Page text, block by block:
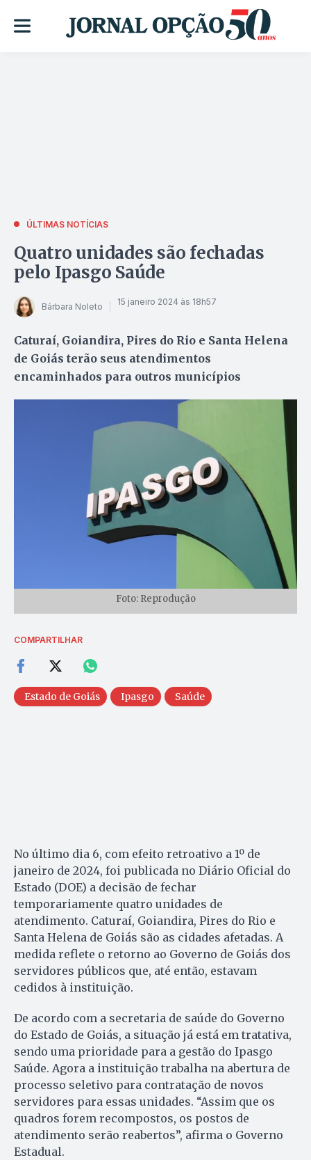
ÚLTIMAS NOTÍCIAS
Quatro unidades são fechadas
pelo Ipasgo Saúde
Bárbara Noleto 15 janeiro 2024 às 18h57
Caturaí, Goiandira, Pires do Rio e Santa Helena
de Goiás terão seus atendimentos
encaminhados para outros municípios
Foto: Reprodução
COMPARTILHAR
Estado de Goiás Ipasgo Saúde
No último dia 6, com efeito retroativo a 1º de
janeiro de 2024, foi publicada no Diário Oficial do
Estado (DOE) a decisão de fechar
temporariamente quatro unidades de
atendimento. Caturaí, Goiandira, Pires do Rio e
Santa Helena de Goiás são as cidades afetadas. A
medida reflete o retorno ao Governo de Goiás dos
servidores públicos que, até então, estavam
cedidos à instituição.
De acordo com a secretaria de saúde do Governo
do Estado de Goiás, a situação já está em tratativa,
sendo uma prioridade para a gestão do Ipasgo
Saúde. Agora a instituição trabalha na abertura de
processo seletivo para contratação de novos
servidores para essas unidades. “Assim que os
quadros forem recompostos, os postos de
atendimento serão reabertos”, afirma o Governo
Estadual.